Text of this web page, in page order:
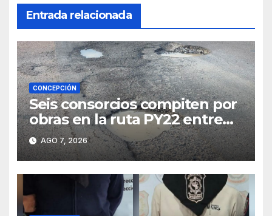
Entrada relacionada
CONCEPCIÓN
Seis consorcios compiten por
obras en la ruta PY22 entre
Concepción y Vallemí
AGO 7, 2026